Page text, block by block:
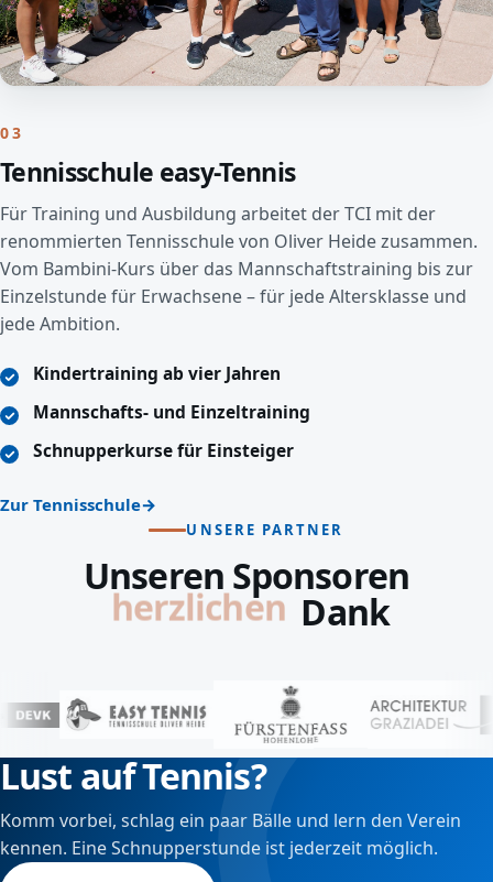
03
Tennisschule easy-Tennis
Für Training und Ausbildung arbeitet der TCI mit der
renommierten Tennisschule von Oliver Heide zusammen.
Vom Bambini-Kurs über das Mannschaftstraining bis zur
Einzelstunde für Erwachsene – für jede Altersklasse und
jede Ambition.
Kindertraining ab vier Jahren
Mannschafts- und Einzeltraining
Schnupperkurse für Einsteiger
Zur Tennisschule
UNSERE PARTNER
Unseren Sponsoren
lieben Dank
Lust auf Tennis?
Komm vorbei, schlag ein paar Bälle und lern den Verein
kennen. Eine Schnupperstunde ist jederzeit möglich.